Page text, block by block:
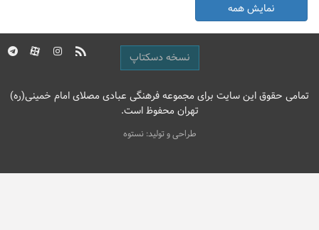
نمایش همه
نسخه دسکتاپ
تمامی حقوق این سایت برای مجموعه فرهنگی عبادی مصلای امام خمینی(ره)
تهران محفوظ است.
طراحی و تولید: نستوه